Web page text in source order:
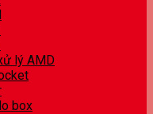
lý AMD
box